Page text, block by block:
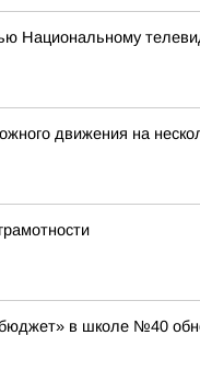
Национальному
движения на
в школе №40